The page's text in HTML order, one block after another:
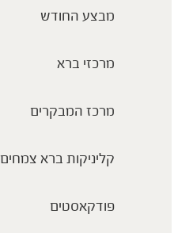
מבצע החודש
מרכזי ברא
מרכז המבקרים
קליניקות ברא צמחים
פודקאסטים